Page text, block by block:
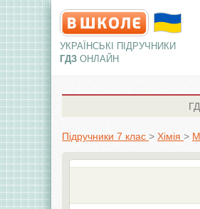
УКРАЇНСЬКІ ПІДРУЧНИКИ
ГДЗ ОНЛАЙН
Підручники 7 клас > Хімія >